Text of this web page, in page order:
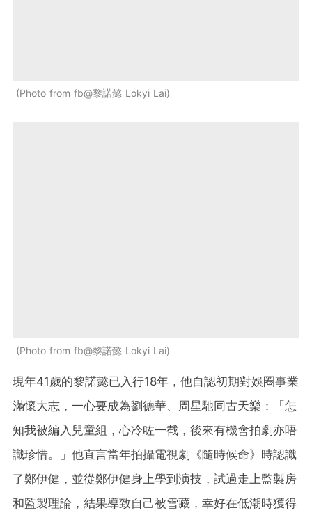
Photo from fb@黎諾懿 Lokyi Lai
Photo from fb@黎諾懿 Lokyi Lai
現年41歲的黎諾懿已入行18年，他自認初期對娛圈事業
滿懷大志，一心要成為劉德華、周星馳同古天樂：「怎
知我被編入兒童組，心冷咗一截，後來有機會拍劇亦唔
識珍惜。」他直言當年拍攝電視劇《隨時候命》時認識
了鄭伊健，並從鄭伊健身上學到演技，試過走上監製房
和監製理論，結果導致自己被雪藏，幸好在低潮時獲得